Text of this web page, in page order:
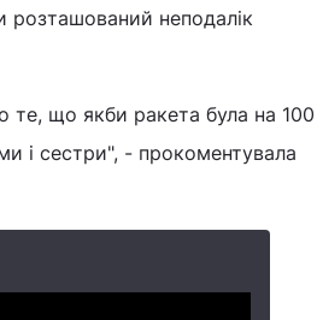
розташований неподалік
те, що якби ракета була на 100
і сестри", - прокоментувала